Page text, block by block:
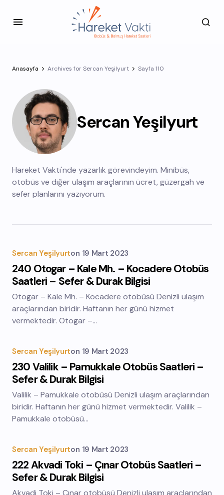
Anasayfa Archives for Sercan Yeşilyurt Sayfa 110
Sercan Yeşilyurt
Hareket Vakti'nde yazarlık görevindeyim. Minibüs,
otobüs ve diğer ulaşım araçlarının ücret, güzergah ve
sefer planlarını yazıyorum.
Sercan Yeşilyurton 19 Mart 2023
240 Otogar – Kale Mh. – Kocadere Otobüs
Saatleri – Sefer & Durak Bilgisi
Otogar – Kale Mh. – Kocadere otobüsü Denizli ulaşım
araçlarından biridir. Haftanın her günü hizmet
vermektedir. Otogar –…
Sercan Yeşilyurton 19 Mart 2023
230 Valilik – Pamukkale Otobüs Saatleri –
Sefer & Durak Bilgisi
Valilik – Pamukkale otobüsü Denizli ulaşım araçlarından
biridir. Haftanın her günü hizmet vermektedir. Valilik –
Pamukkale otobüsü…
Sercan Yeşilyurton 19 Mart 2023
222 Akvadi Toki – Çınar Otobüs Saatleri –
Sefer & Durak Bilgisi
Akvadi Toki – Çınar otobüsü Denizli ulaşım araçlarından